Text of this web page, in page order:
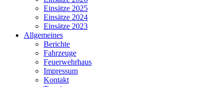
Einsätze 2025
Einsätze 2024
Einsätze 2023
Allgemeines
Berichte
Fahrzeuge
Feuerwehrhaus
Impressum
Kontakt